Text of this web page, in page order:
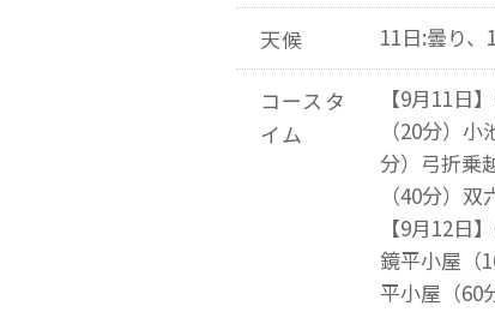
天候
11日:曇り、
コースタ
イム
【9月11日
（20分）
分）弓折乗
（40分）双
【9月12日
鏡平小屋（
平小屋（60